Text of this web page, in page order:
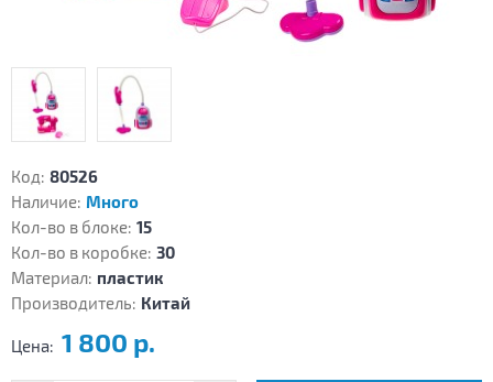
Код: 80526
Наличие: Много
Кол-во в блоке: 15
Кол-во в коробке: 30
Материал: пластик
Производитель: Китай
Цена: 1 800 р.